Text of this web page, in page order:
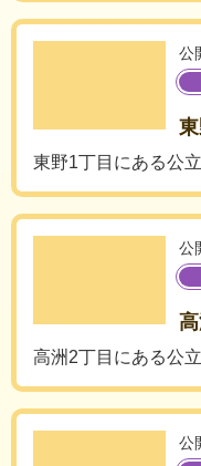
公
東野1丁目にある公
公
高洲2丁目にある公
公